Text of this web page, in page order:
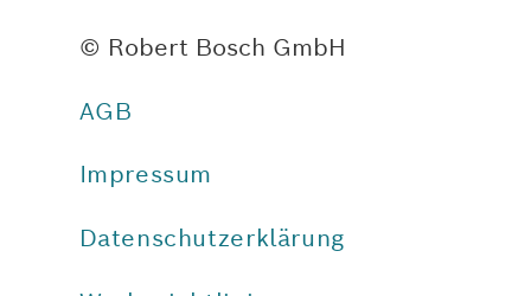
© Robert Bosch GmbH
AGB
Impressum
Datenschutzerklärung